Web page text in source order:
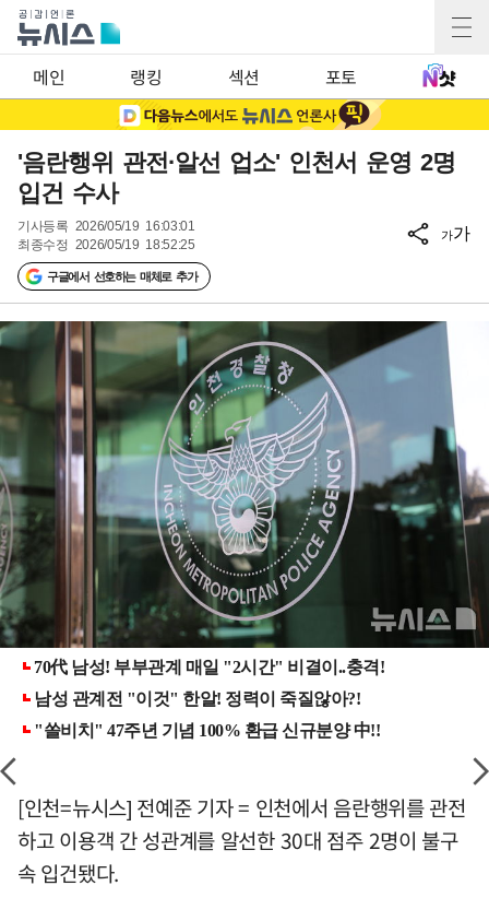
메인 랭킹 섹션 포토
'음란행위 관전·알선 업소' 인천서 운영 2명
입건 수사
기사등록 2026/05/19 16:03:01
최종수정 2026/05/19 18:52:25
구글에서 선호하는 매체로 추가
가가
[인천=뉴시스] 전예준 기자 = 인천에서 음란행위를 관전
하고 이용객 간 성관계를 알선한 30대 점주 2명이 불구
속 입건됐다.